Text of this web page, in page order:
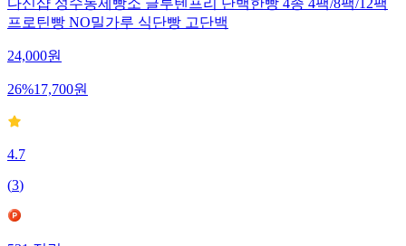
다신샵 성수동제빵소 글루텐프리 단백한빵 4종 4팩/8팩/12팩
프로틴빵 NO밀가루 식단빵 고단백
24,000원
26%17,700원
4.7
(3)